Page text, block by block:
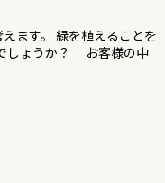
ます。 緑を植えることを
しょうか？ お客様の中